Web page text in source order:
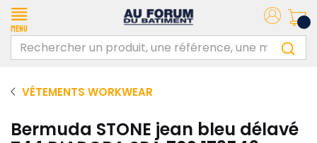
Menu
VÊTEMENTS WORKWEAR
Bermuda STONE jean bleu délavé